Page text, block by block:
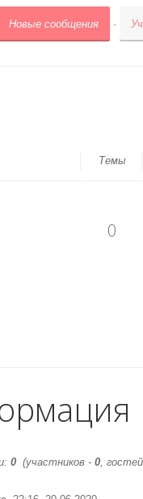
Новые сообщения ·
Темы
0
0(участников - 0,